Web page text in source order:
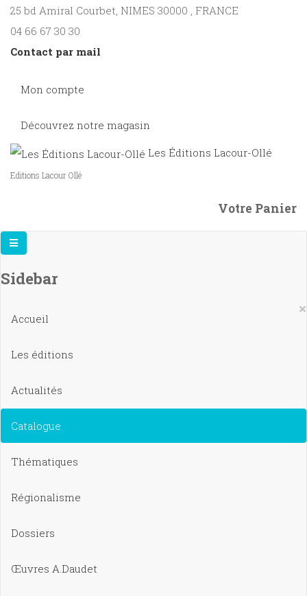
25 bd Amiral Courbet, NIMES 30000 , FRANCE
04 66 67 30 30
Contact par mail
Mon compte
Découvrez notre magasin
Les Éditions Lacour-Ollé
Editions Lacour Ollé
Votre Panier
Sidebar
×
Accueil
Les éditions
Actualités
Catalogue
Thématiques
Régionalisme
Dossiers
Œuvres A.Daudet